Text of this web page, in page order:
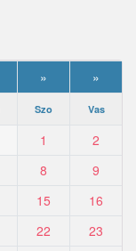
» »
Szo Vas
1
2
8
9
15
16
22
23